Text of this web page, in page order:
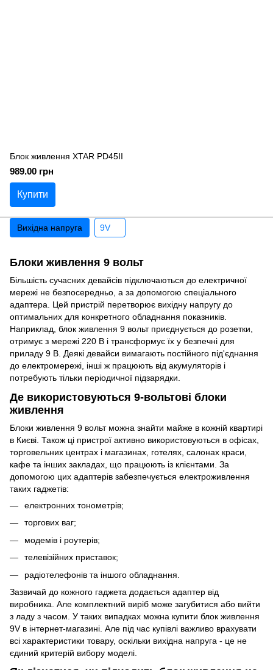
Блок живлення XTAR PD45II
989.00 грн
Купити
Блоки живлення 9 вольт
Більшість сучасних девайсів підключаються до електричної
мережі не безпосередньо, а за допомогою спеціального
адаптера. Цей пристрій перетворює вихідну напругу до
оптимальних для конкретного обладнання показників.
Наприклад, блок живлення 9 вольт приєднується до розетки,
отримує з мережі 220 В і трансформує їх у безпечні для
приладу 9 В. Деякі девайси вимагають постійного під'єднання
до електромережі, інші ж працюють від акумуляторів і
потребують тільки періодичної підзарядки.
Де використовуються 9-вольтові блоки
живлення
Блоки живлення 9 вольт можна знайти майже в кожній квартирі
в Києві. Також ці пристрої активно використовуються в офісах,
торговельних центрах і магазинах, готелях, салонах краси,
кафе та інших закладах, що працюють із клієнтами. За
допомогою цих адаптерів забезпечується електроживлення
таких гаджетів:
електронних тонометрів;
торгових ваг;
модемів і роутерів;
телевізійних приставок;
радіотелефонів та іншого обладнання.
Зазвичай до кожного гаджета додається адаптер від
виробника. Але комплектний виріб може загубитися або вийти
з ладу з часом. У таких випадках можна купити блок живлення
9V в інтернет-магазині. Але під час купівлі важливо врахувати
всі характеристики товару, оскільки вихідна напруга - це не
єдиний критерій вибору моделі.
Вихідна напруга 9V